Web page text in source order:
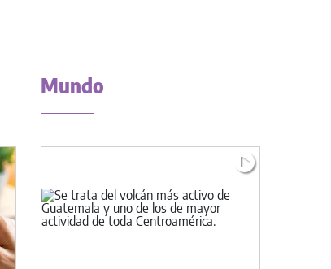
Mundo